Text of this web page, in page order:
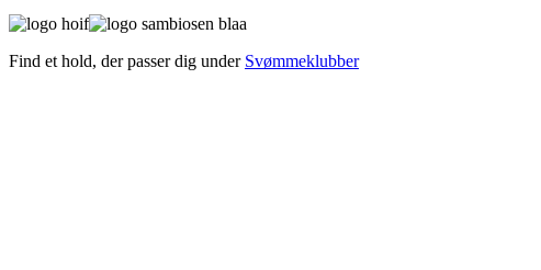
Find et hold, der passer dig under Svømmeklubber